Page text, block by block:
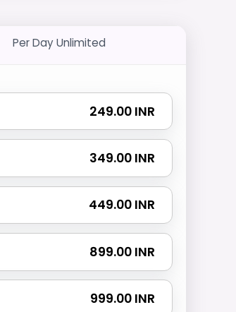
Per Day Unlimited
₹ 249.00 INR
₹ 349.00 INR
₹ 449.00 INR
₹ 899.00 INR
₹ 999.00 INR